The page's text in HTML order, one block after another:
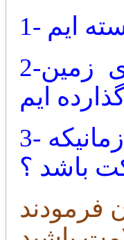
1
2-زمانیکه روی زمین نشسته و آنرا مقابل خود روی زمین
ایم
3- بردن آن همراه با خود بداخل سرویس های بهداشتی زمانیکه
باشد ؟